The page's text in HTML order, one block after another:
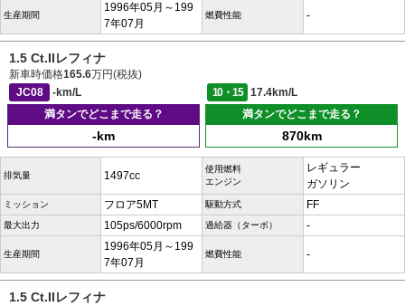
生産期間
1996年05月～199
7年07月
燃費性能 -
1.5 Ct.IIレフィナ
新車時価格165.6万円(税抜)
JC08
-km/L 10・15
17.4km/L
満タンでどこまで走る？
-km
満タンでどこまで走る？
870km
排気量 1497cc
使用燃料
エンジン
レギュラー
ガソリン
ミッション フロア5MT 駆動方式 FF
最大出力 105ps/6000rpm 過給器（ターボ） -
生産期間
1996年05月～199
7年07月
燃費性能 -
1.5 Ct.IIレフィナ